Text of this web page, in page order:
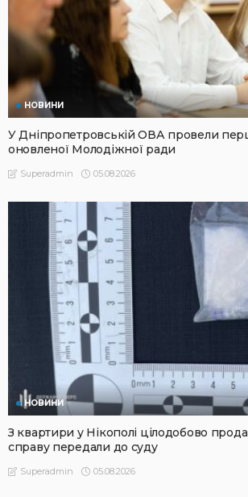
НОВИНИ
У Дніпропетровській ОВА провели
оновленої Молодіжної ради
Superadmin 05.08.2026
НОВИНИ
З квартири у Нікополі цілодобово
справу передали до суду
Superadmin 05.08.2026